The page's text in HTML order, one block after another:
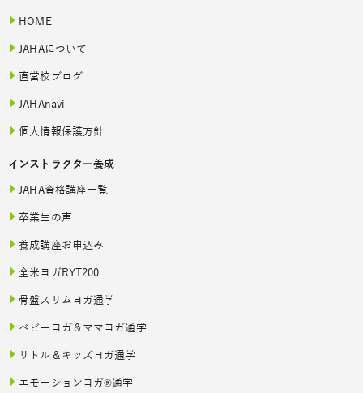
HOME
JAHAについて
直営校ブログ
JAHAnavi
個人情報保護方針
インストラクター養成
JAHA資格講座一覧
卒業生の声
養成講座お申込み
全米ヨガRYT200
骨盤スリムヨガ通学
ベビーヨガ＆ママヨガ通学
リトル＆キッズヨガ通学
エモーションヨガ®通学